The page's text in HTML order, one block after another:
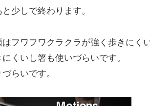
少しで終わります。
はフワフワクラクラが強く歩きにく
くいし箸も使いづらいです。
らいです。